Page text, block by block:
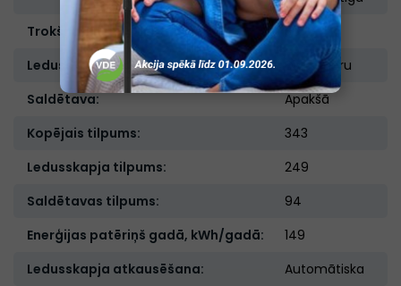
Trokšņu līmenis, db:
38
Ledusskapja tips:
Divkameru
Saldētava:
Apakšā
Kopējais tilpums:
343
Ledusskapja tilpums:
249
Saldētavas tilpums:
94
Enerģijas patēriņš gadā, kWh/gadā:
149
Ledusskapja atkausēšana:
Automātiska